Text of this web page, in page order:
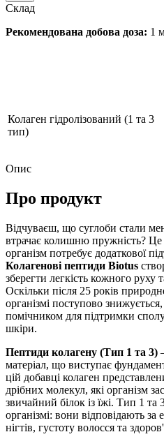
Склад
Рекомендована добова доза: 1
Колаген гідролізований (1 та 3
тип)
Опис
Про продукт
Відчуваєш, що суглоби стали
втрачає колишню пружність?
організм потребує додаткової
Колагенові пептиди Biotus
зберегти легкість кожного руху
Оскільки після 25 років
організмі поступово
помічником для підтримки
шкіри.
Пептиди колагену (Тип 1 та 3)
матеріал, що виступає
цій добавці колаген
дрібних молекул, які організм
звичайний білок із їжі. Тип 1
організмі: вони відповідають за
нігтів, густоту волосся та